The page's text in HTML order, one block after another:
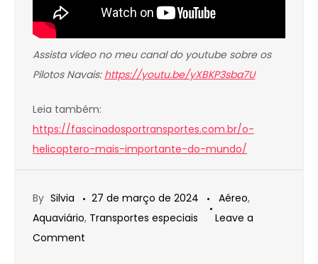
Assista vídeo no meu canal do youtube sobre os
Pilotos Navais: https://youtu.be/yXBKP3sba7U
Leia também:
https://fascinadosportransportes.com.br/o-
helicoptero-mais-importante-do-mundo/
By Silvia 27 de março de 2024 Aéreo,
Aquaviário, Transportes especiais
Leave a
Comment